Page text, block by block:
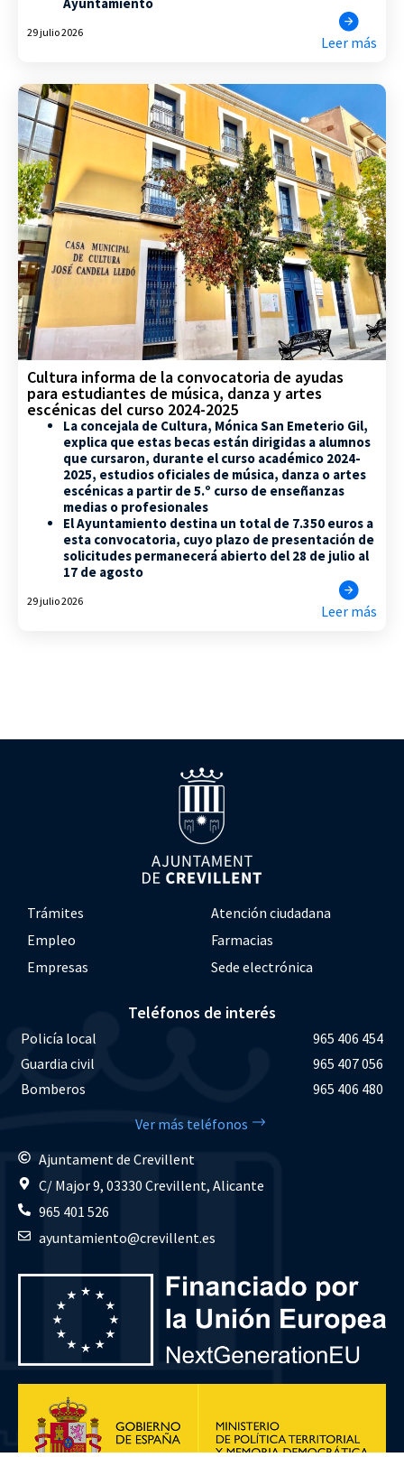
29 julio 2026
Leer más
Cultura informa de la convocatoria de ayudas
para estudiantes de música, danza y artes
escénicas del curso 2024-2025
La concejala de Cultura, Mónica San Emeterio Gil,
explica que estas becas están dirigidas a alumnos
que cursaron, durante el curso académico 2024-
2025, estudios oficiales de música, danza o artes
escénicas a partir de 5.º curso de enseñanzas
medias o profesionales
El Ayuntamiento destina un total de 7.350 euros a
esta convocatoria, cuyo plazo de presentación de
solicitudes permanecerá abierto del 28 de julio al
17 de agosto
29 julio 2026
Leer más
Trámites
Atención ciudadana
Empleo
Farmacias
Empresas
Sede electrónica
Teléfonos de interés
Policía local
965 406 454
Guardia civil
965 407 056
Bomberos
965 406 480
Ver más teléfonos
Ajuntament de Crevillent
C/ Major 9, 03330 Crevillent, Alicante
965 401 526
ayuntamiento@crevillent.es